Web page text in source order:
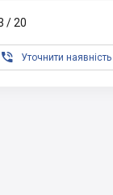
/ 20
 Уточнити наявність